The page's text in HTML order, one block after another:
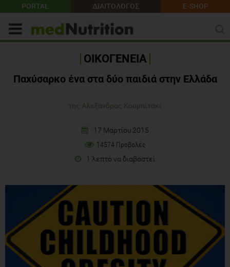
PORTAL ΔΙΑΙΤΟΛΟΓΟΣ E-SHOP
ΟΙΚΟΓΕΝΕΙΑ
Παχύσαρκο ένα στα δύο παιδιά στην Ελλάδα
της Αλεξάνδρας Κουμπίτσκι
17 Μαρτίου 2015
14574 Προβολές
1 λεπτό να διαβαστεί